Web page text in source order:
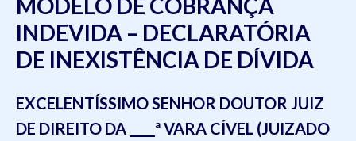
MODELO DE COBRANÇA
INDEVIDA – DECLARATÓRIA
DE INEXISTÊNCIA DE DÍVIDA
EXCELENTÍSSIMO SENHOR DOUTOR JUIZ
DE DIREITO DA ____ª VARA CÍVEL (JUIZADO